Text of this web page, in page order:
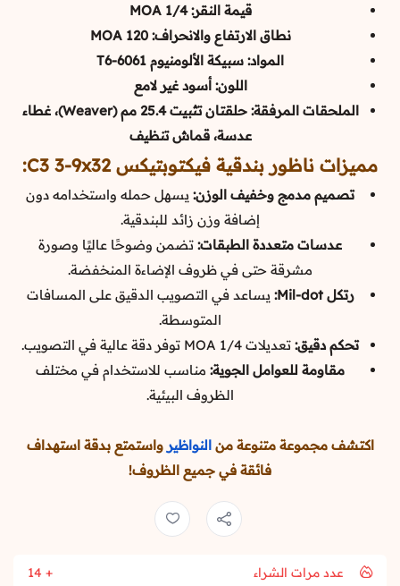
قيمة النقر: 1/4 MOA
نطاق الارتفاع والانحراف: 120 MOA
المواد: سبيكة الألومنيوم 6061-T6
اللون: أسود غير لامع
الملحقات المرفقة: حلقتان تثبيت 25.4 مم (Weaver)، غطاء
عدسة، قماش تنظيف
مميزات ناظور بندقية فيكتوبتيكس C3 3-9x32:
تصميم مدمج وخفيف الوزن: يسهل حمله واستخدامه دون
إضافة وزن زائد للبندقية.
عدسات متعددة الطبقات: تضمن وضوحًا عاليًا وصورة
مشرقة حتى في ظروف الإضاءة المنخفضة.
رتكل Mil-dot:
يساعد في التصويب الدقيق على المسافات
المتوسطة.
تحكم دقيق: تعديلات 1/4 MOA توفر دقة عالية في التصويب.
مقاومة للعوامل الجوية: مناسب للاستخدام في مختلف
الظروف البيئية.
اكتشف مجموعة متنوعة منالنواظير واستمتع بدقة استهداف
فائقة في جميع الظروف!
عدد مرات الشراء 14